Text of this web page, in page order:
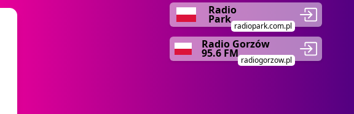
Radio
Park
radiopark.com.pl
Radio Gorzów
95.6 FM
radiogorzow.pl